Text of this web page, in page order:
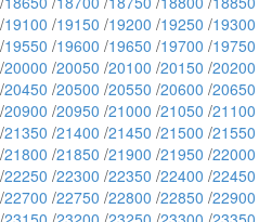
/19100 /19150 /19200 /19250 /19300
/19550 /19600 /19650 /19700 /19750
/20000 /20050 /20100 /20150 /20200
/20450 /20500 /20550 /20600 /20650
/20900 /20950 /21000 /21050 /21100
/21350 /21400 /21450 /21500 /21550
/21800 /21850 /21900 /21950 /22000
/22250 /22300 /22350 /22400 /22450
/22700 /22750 /22800 /22850 /22900